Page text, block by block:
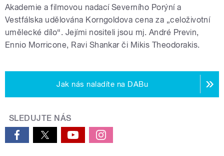
Akademie a filmovou nadací Severního Porýní a
Vestfálska udělována Korngoldova cena za „celoživotní
umělecké dílo“. Jejími nositeli jsou mj. André Previn,
Ennio Morricone, Ravi Shankar či Mikis Theodorakis.
Jak nás naladíte na DABu
SLEDUJTE NÁS